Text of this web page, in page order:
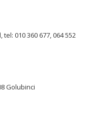
010 360 677, 064 552
Golubinci